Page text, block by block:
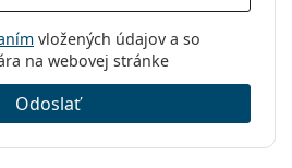
vložených údajov a so
na webovej stránke
Odoslať